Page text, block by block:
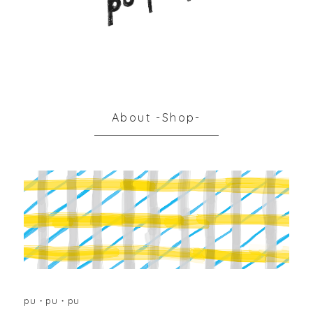
About -Shop-
pu・pu・pu